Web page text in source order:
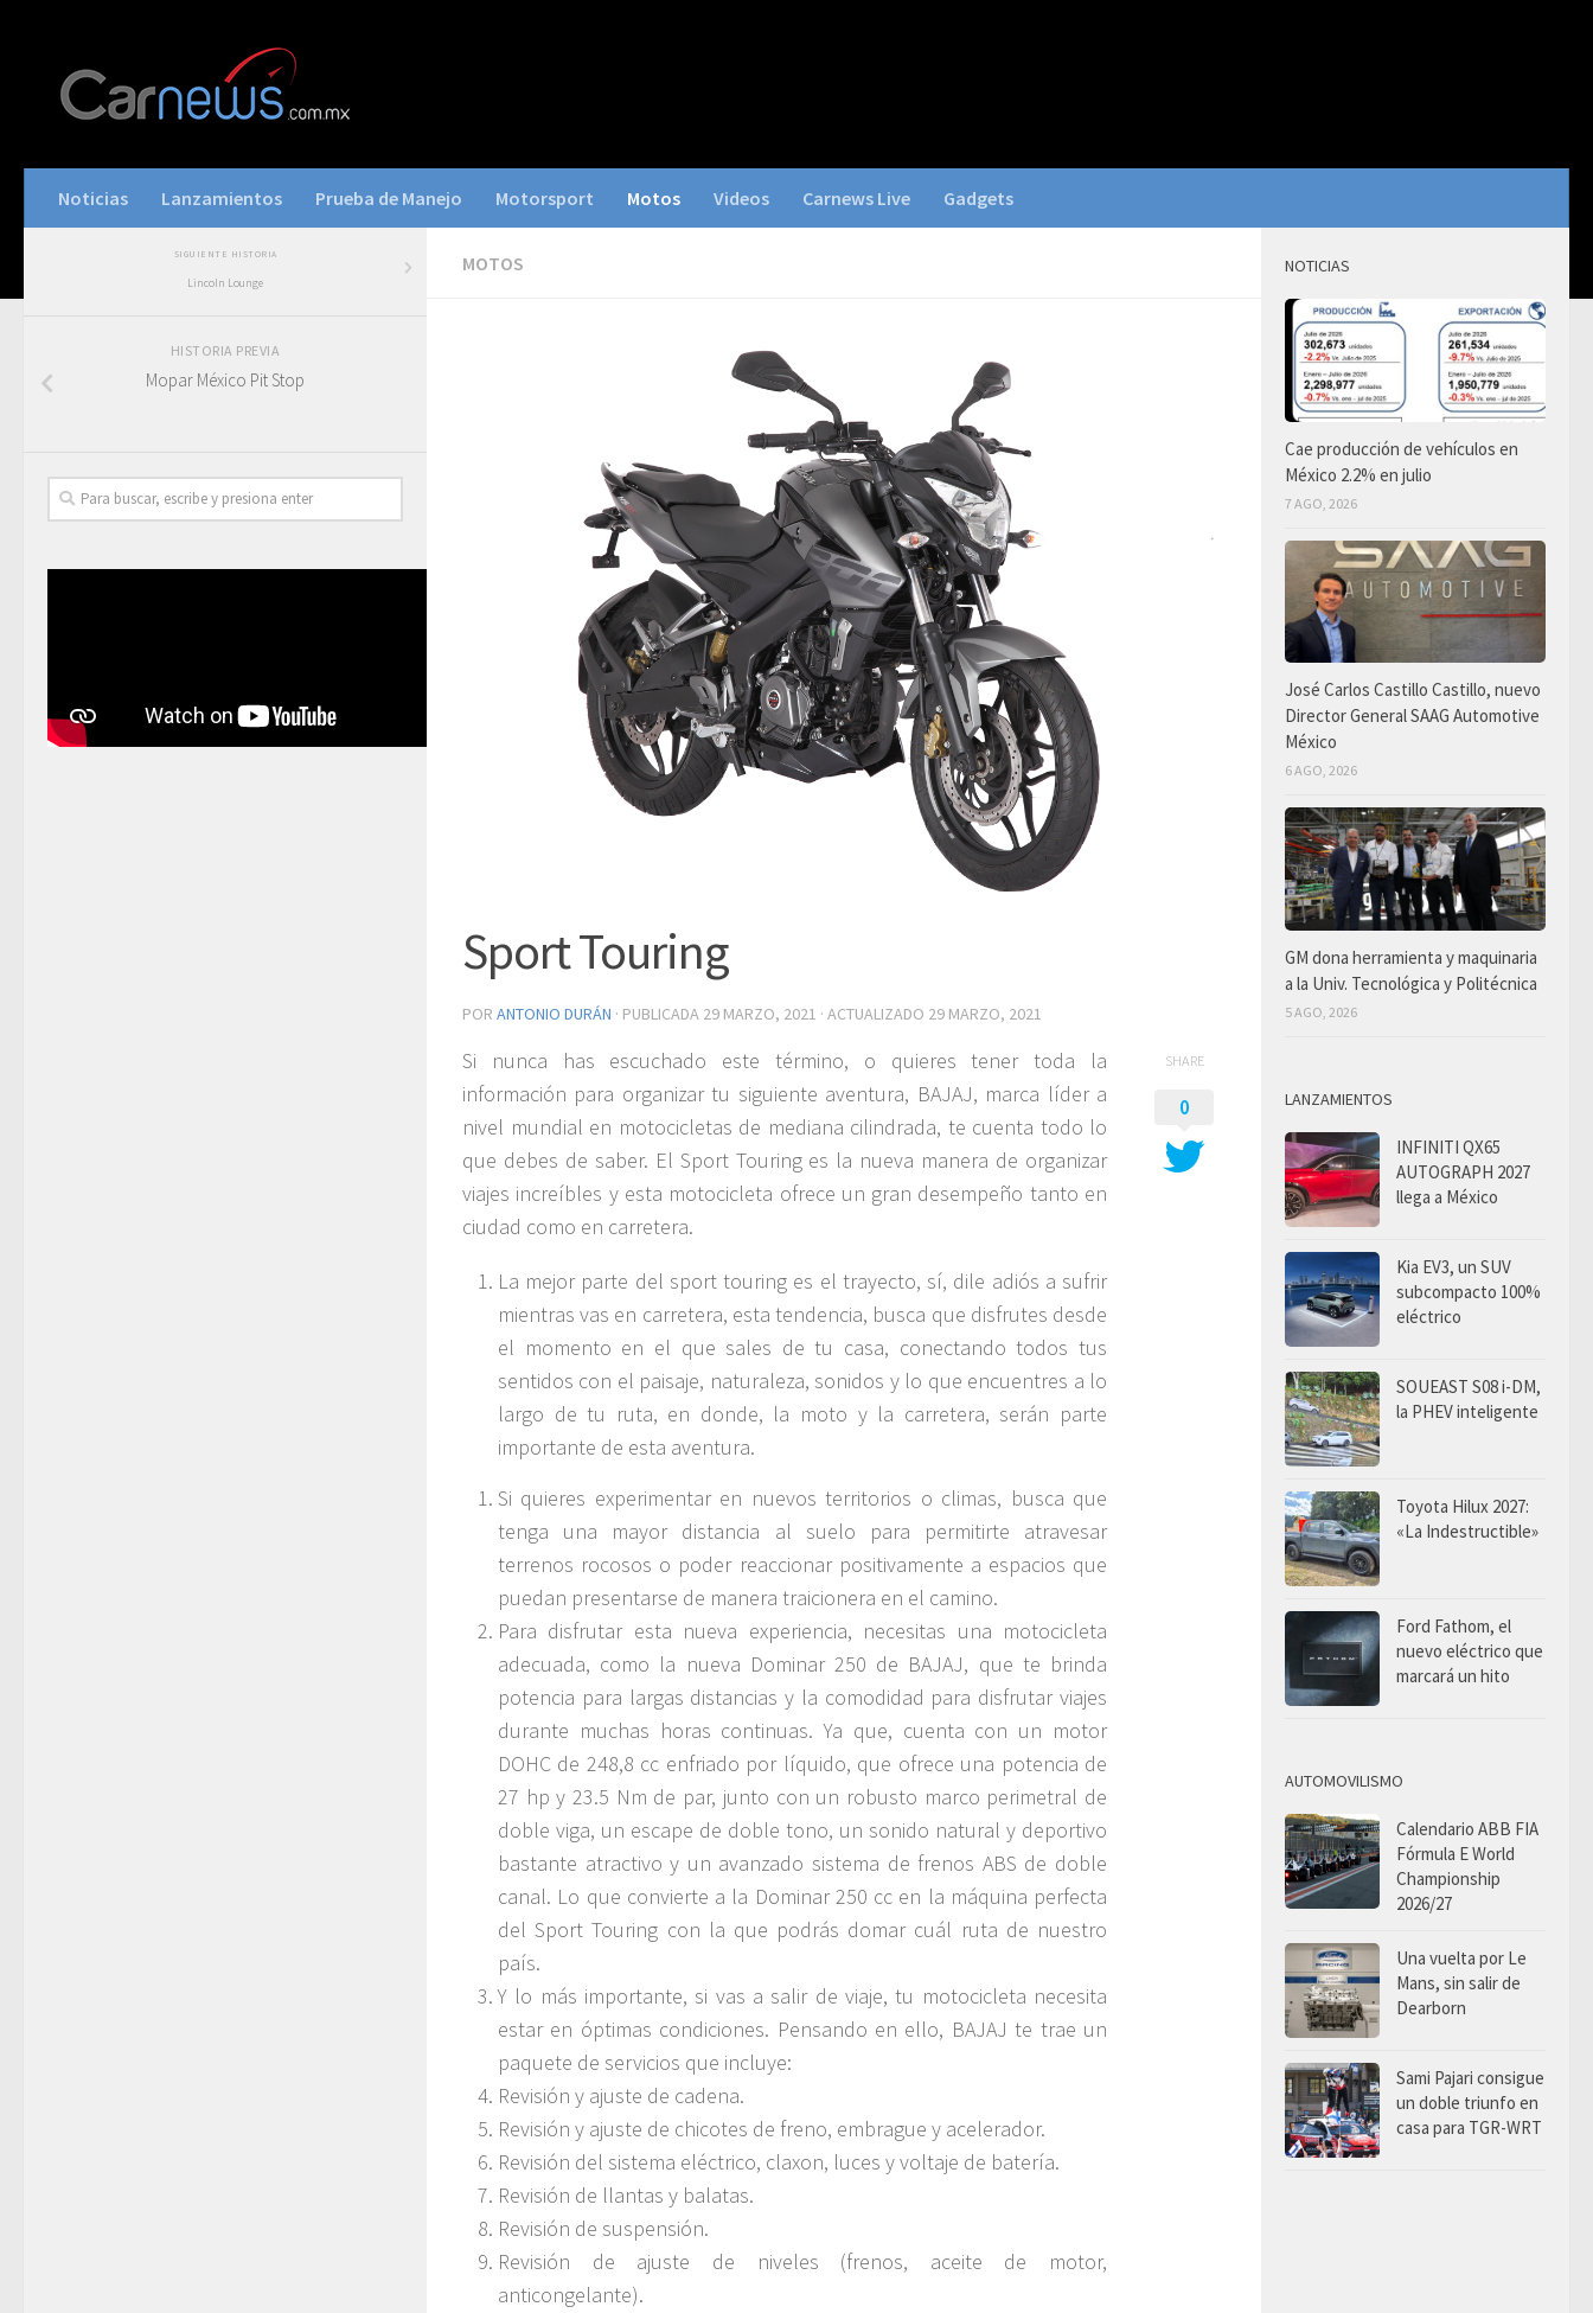
Noticias Lanzamientos Prueba de Manejo Motorsport Motos Videos Carnews Live Gadgets
MOTOS
Sport Touring
POR ANTONIO DURÁN · PUBLICADA 29 MARZO, 2021 · ACTUALIZADO 29 MARZO, 2021
Si nunca has escuchado este término, o quieres tener toda la
información para organizar tu siguiente aventura, BAJAJ, marca líder a
nivel mundial en motocicletas de mediana cilindrada, te cuenta todo lo
que debes de saber. El Sport Touring es la nueva manera de organizar
viajes increíbles y esta motocicleta ofrece un gran desempeño tanto en
ciudad como en carretera.
La mejor parte del sport touring es el trayecto, sí, dile adiós a sufrir
mientras vas en carretera, esta tendencia, busca que disfrutes desde
el momento en el que sales de tu casa, conectando todos tus
sentidos con el paisaje, naturaleza, sonidos y lo que encuentres a lo
largo de tu ruta, en donde, la moto y la carretera, serán parte
importante de esta aventura.
Si quieres experimentar en nuevos territorios o climas, busca que
tenga una mayor distancia al suelo para permitirte atravesar
terrenos rocosos o poder reaccionar positivamente a espacios que
puedan presentarse de manera traicionera en el camino.
Para disfrutar esta nueva experiencia, necesitas una motocicleta
adecuada, como la nueva Dominar 250 de BAJAJ, que te brinda
potencia para largas distancias y la comodidad para disfrutar viajes
durante muchas horas continuas. Ya que, cuenta con un motor
DOHC de 248,8 cc enfriado por líquido, que ofrece una potencia de
27 hp y ​​23.5 Nm de par, junto con un robusto marco perimetral de
doble viga, un escape de doble tono, un sonido natural y deportivo
bastante atractivo y un avanzado sistema de frenos ABS de doble
canal. Lo que convierte a la Dominar 250 cc en la máquina perfecta
del Sport Touring con la que podrás domar cuál ruta de nuestro
país.
Y lo más importante, si vas a salir de viaje, tu motocicleta necesita
estar en óptimas condiciones. Pensando en ello, BAJAJ te trae un
paquete de servicios que incluye:
Revisión y ajuste de cadena.
Revisión y ajuste de chicotes de freno, embrague y acelerador.
Revisión del sistema eléctrico, claxon, luces y voltaje de batería.
Revisión de llantas y balatas.
Revisión de suspensión.
Revisión de ajuste de niveles (frenos, aceite de motor,
anticongelante).
SHARE
0
SIGUIENTE HISTORIA
Lincoln Lounge
HISTORIA PREVIA
Mopar México Pit Stop
NOTICIAS
Cae producción de vehículos en
México 2.2% en julio
7 AGO, 2026
José Carlos Castillo Castillo, nuevo
Director General SAAG Automotive
México
6 AGO, 2026
GM dona herramienta y maquinaria
a la Univ. Tecnológica y Politécnica
5 AGO, 2026
LANZAMIENTOS
INFINITI QX65
AUTOGRAPH 2027
llega a México
Kia EV3, un SUV
subcompacto 100%
eléctrico
SOUEAST S08 i-DM,
la PHEV inteligente
Toyota Hilux 2027:
«La Indestructible»
Ford Fathom, el
nuevo eléctrico que
marcará un hito
AUTOMOVILISMO
Calendario ABB FIA
Fórmula E World
Championship
2026/27
Una vuelta por Le
Mans, sin salir de
Dearborn
Sami Pajari consigue
un doble triunfo en
casa para TGR-WRT